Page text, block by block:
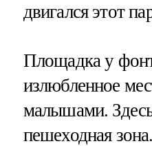
двигался этот
Площадка у
излюбленное
малышами.
пешеходная